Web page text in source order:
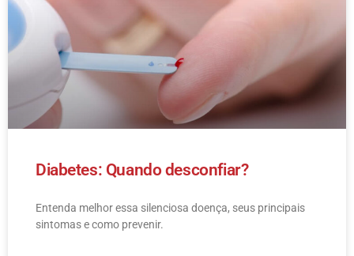
Diabetes: Quando desconfiar?
Entenda melhor essa silenciosa doença, seus principais
sintomas e como prevenir.